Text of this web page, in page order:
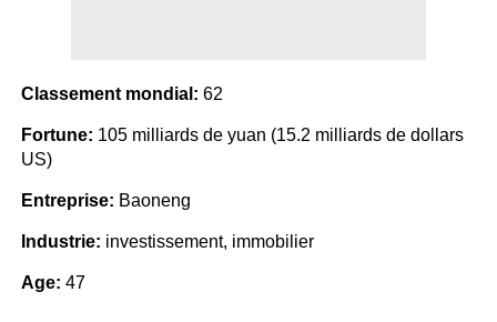
Classement mondial: 62
Fortune: 105 milliards de yuan (15.2 milliards de dollars
US)
Entreprise: Baoneng
Industrie: investissement, immobilier
Age: 47